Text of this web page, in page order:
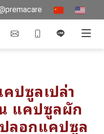
ปซูลเปล่า
แคปซูลผัก
ลอกแคปซูล